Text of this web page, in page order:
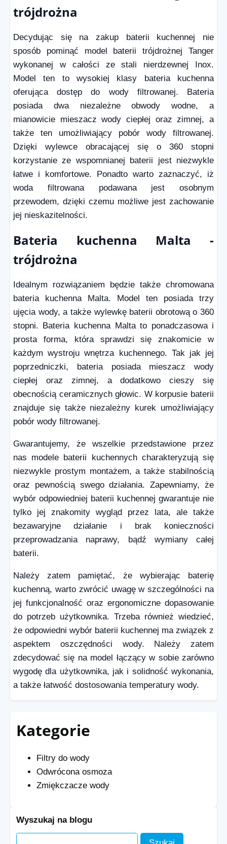
Kategorie
Filtry do wody
Odwrócona osmoza
Zmiękczacze wody
Wyszukaj na blogu
trójdrożna
Decydując się na zakup baterii kuchennej nie
sposób pominąć model baterii trójdrożnej Tanger
wykonanej w całości ze stali nierdzewnej Inox.
Model ten to wysokiej klasy bateria kuchenna
oferująca dostęp do wody filtrowanej. Bateria
posiada dwa niezależne obwody wodne, a
mianowicie mieszacz wody ciepłej oraz zimnej, a
także ten umożliwiający pobór wody filtrowanej.
Dzięki wylewce obracającej się o 360 stopni
korzystanie ze wspomnianej baterii jest niezwykle
łatwe i komfortowe. Ponadto warto zaznaczyć, iż
woda filtrowana podawana jest osobnym
przewodem, dzięki czemu możliwe jest zachowanie
jej nieskazitelności.
Bateria kuchenna Malta -
trójdrożna
Idealnym rozwiązaniem będzie także chromowana
bateria kuchenna Malta. Model ten posiada trzy
ujęcia wody, a także wylewkę baterii obrotową o 360
stopni. Bateria kuchenna Malta to ponadczasowa i
prosta forma, która sprawdzi się znakomicie w
każdym wystroju wnętrza kuchennego. Tak jak jej
poprzedniczki, bateria posiada mieszacz wody
ciepłej oraz zimnej, a dodatkowo cieszy się
obecnością ceramicznych głowic. W korpusie baterii
znajduje się także niezależny kurek umożliwiający
pobór wody filtrowanej.
Gwarantujemy, że wszelkie przedstawione przez
nas modele baterii kuchennych charakteryzują się
niezwykle prostym montażem, a także stabilnością
oraz pewnością swego działania. Zapewniamy, że
wybór odpowiedniej baterii kuchennej gwarantuje nie
tylko jej znakomity wygląd przez lata, ale także
bezawaryjne działanie i brak konieczności
przeprowadzania naprawy, bądź wymiany całej
baterii.
Należy zatem pamiętać, że wybierając baterię
kuchenną, warto zwrócić uwagę w szczególności na
jej funkcjonalność oraz ergonomiczne dopasowanie
do potrzeb użytkownika. Trzeba również wiedzieć,
że odpowiedni wybór baterii kuchennej ma związek z
aspektem oszczędności wody. Należy zatem
zdecydować się na model łączący w sobie zarówno
wygodę dla użytkownika, jak i solidność wykonania,
a także łatwość dostosowania temperatury wody.